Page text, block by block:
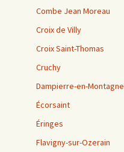
Combe Jean Moreau
Croix de Villy
Croix Saint-Thomas
Cruchy
Dampierre-en-Montagne
Écorsaint
Éringes
Flavigny-sur-Ozerain